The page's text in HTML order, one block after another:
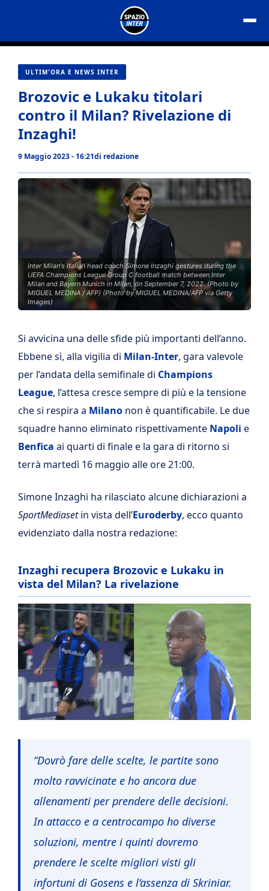
contenuto
ULTIM'ORA E NEWS INTER
Brozovic e Lukaku titolari
contro il Milan? Rivelazione di
Inzaghi!
9 Maggio 2023 - 16:21di redazione
Inter Milan's Italian head coach Simone Inzaghi gestures during the
UEFA Champions League Group C football match between Inter
Milan and Bayern Munich in Milan, on September 7, 2022. (Photo by
MIGUEL MEDINA / AFP) (Photo by MIGUEL MEDINA/AFP via Getty
Images)
Si avvicina una delle sfide più importanti dell’anno.
Ebbene sì, alla vigilia di Milan-Inter, gara valevole
per l’andata della semifinale di Champions
League, l’attesa cresce sempre di più e la tensione
che si respira a Milano non è quantificabile. Le due
squadre hanno eliminato rispettivamente Napoli e
Benfica ai quarti di finale e la gara di ritorno si
terrà martedì 16 maggio alle ore 21:00.
Simone Inzaghi ha rilasciato alcune dichiarazioni a
SportMediasetin vista dell’Euroderby, ecco quanto
evidenziato dalla nostra redazione:
Inzaghi recupera Brozovic e Lukaku in
vista del Milan? La rivelazione
“Dovrò fare delle scelte, le partite sono
molto ravvicinate e ho ancora due
allenamenti per prendere delle decisioni.
In attacco e a centrocampo ho diverse
soluzioni, mentre i quinti dovremo
prendere le scelte migliori visti gli
infortuni di Gosens e l’assenza di Skriniar.